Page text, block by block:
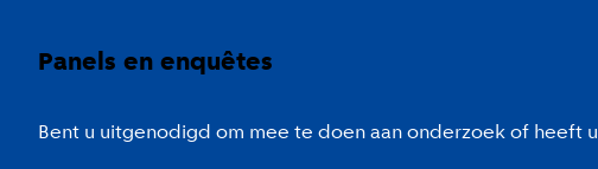
Panels en enquêtes
Bent u uitgenodigd om mee te doen aan onderzoek of heeft